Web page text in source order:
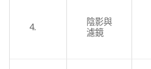
4.
陰影與
濾鏡